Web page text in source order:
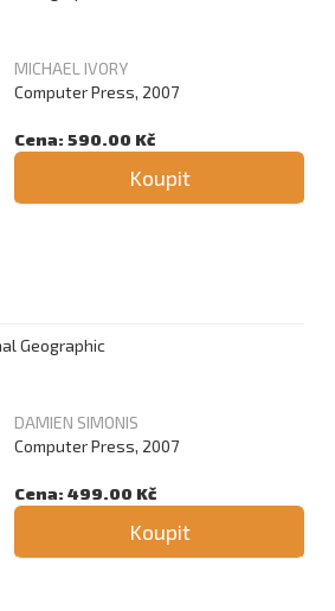
MICHAEL IVORY
Computer Press, 2007
Cena: 590.00 Kč
Koupit
Geographic
DAMIEN SIMONIS
Computer Press, 2007
Cena: 499.00 Kč
Koupit